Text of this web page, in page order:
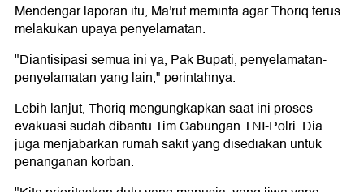
Mendengar laporan itu, Ma'ruf meminta agar Thoriq terus
melakukan upaya penyelamatan.
"Diantisipasi semua ini ya, Pak Bupati, penyelamatan-
penyelamatan yang lain," perintahnya.
Lebih lanjut, Thoriq mengungkapkan saat ini proses
evakuasi sudah dibantu Tim Gabungan TNI-Polri. Dia
juga menjabarkan rumah sakit yang disediakan untuk
penanganan korban.